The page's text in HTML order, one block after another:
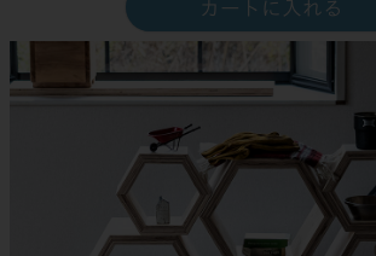
カートに入れる